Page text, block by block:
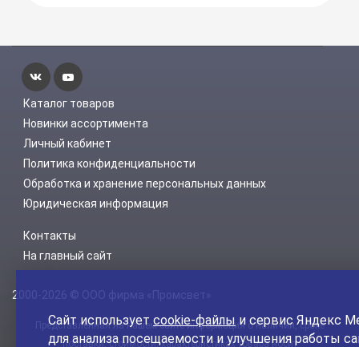
Каталог товаров
Новинки ассортимента
Личный кабинет
Политика конфиденциальности
Обработка и хранение персональных данных
Юридическая информация
Контакты
На главный сайт
2000-2026 © ООО фирма «Промсвет»
Представленная на нашем сайте информация о наличии, сроке
поставки, стоимости, характеристиках товара носит
Сайт используетcookie-файлы и сервис Яндекс
для анализа посещаемости и улучшения работы